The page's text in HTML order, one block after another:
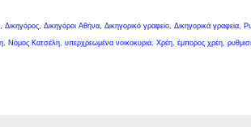
, Δικηγόρος, Δικηγόροι Αθήνα, Δικηγορικό γραφείο, Δικηγορικά γραφεία,
, Νόμος Κατσέλη, υπερχρεωμένα νοικοκυριά, Χρέη, έμπορος χρέη,